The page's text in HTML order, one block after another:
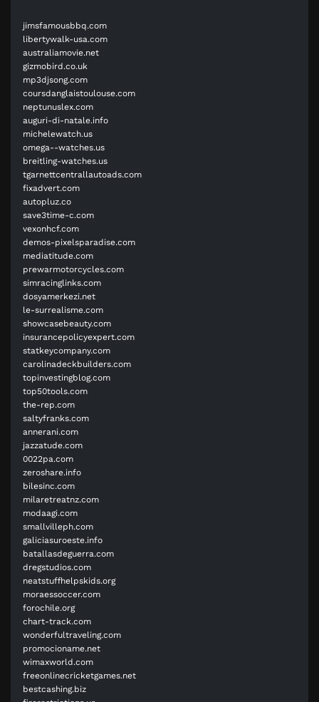
jimsfamousbbq.com
libertywalk-usa.com
australiamovie.net
gizmobird.co.uk
mp3djsong.com
coursdanglaistoulouse.com
neptunuslex.com
auguri-di-natale.info
michelewatch.us
omega--watches.us
breitling-watches.us
tgarnettcentrallautoads.com
fixadvert.com
autopluz.co
save3time-c.com
vexonhcf.com
demos-pixelsparadise.com
mediatitude.com
prewarmotorcycles.com
simracinglinks.com
dosyamerkezi.net
le-surrealisme.com
showcasebeauty.com
insurancepolicyexpert.com
statkeycompany.com
carolinadeckbuilders.com
topinvestingblog.com
top50tools.com
the-rep.com
saltyfranks.com
annerani.com
jazzatude.com
0022pa.com
zeroshare.info
bilesinc.com
milaretreatnz.com
modaagi.com
smallvilleph.com
galiciasuroeste.info
batallasdeguerra.com
dregstudios.com
neatstuffhelpskids.org
moraessoccer.com
forochile.org
chart-track.com
wonderfultraveling.com
promocioname.net
wimaxworld.com
freeonlinecricketgames.net
bestcashing.biz